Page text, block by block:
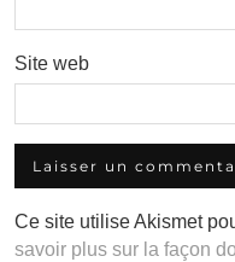
Site web
Ce site utilise Akismet
savoir plus sur la façon